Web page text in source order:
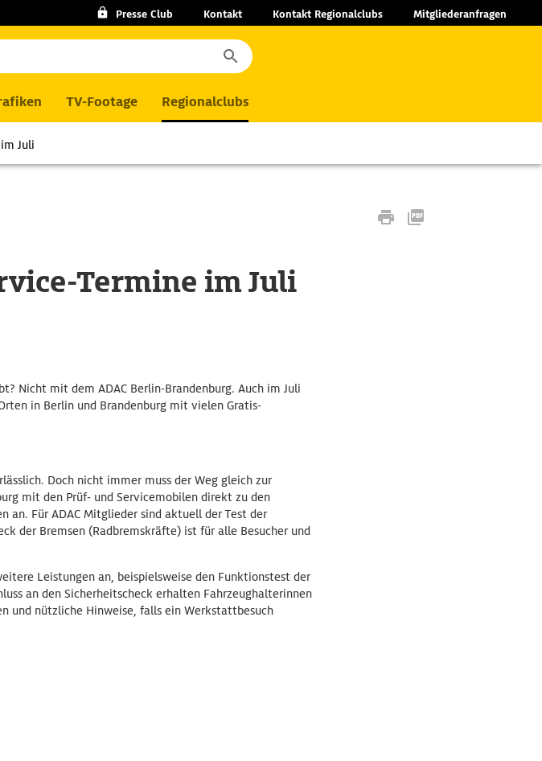
Presse Club Kontakt Kontakt Regionalclubs Mitgliederanfragen
TV-Footage Regionalclubs
Juli
Termine im Juli
Nicht mit dem ADAC Berlin-Brandenburg. Auch im Juli
in Berlin und Brandenburg mit vielen Gratis-
Doch nicht immer muss der Weg gleich zur
mit den Prüf- und Servicemobilen direkt zu den
an. Für ADAC Mitglieder sind aktuell der Test der
der Bremsen (Radbremskräfte) ist für alle Besucher und
Leistungen an, beispielsweise den Funktionstest der
an den Sicherheitscheck erhalten Fahrzeughalterinnen
und nützliche Hinweise, falls ein Werkstattbesuch